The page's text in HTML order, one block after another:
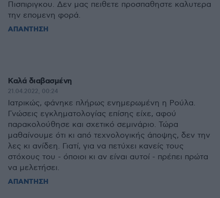
Πισπιριγκου. Δεν μας πειθετε προσπαθηστε καλυτερα
την επομενη φορά.
ΑΠΑΝΤΗΣΗ
Καλά διαβασμένη
21.04.2022, 00:24
Ιατρικώς, φάνηκε πλήρως ενημερωμένη η Ρούλα.
Γνώσεις εγκληματολογίας επίσης είχε, αφού
παρακολούθησε και σχετικό σεμινάριο. Τώρα
μαθαίνουμε ότι κι από τεχνολογικής άποψης, δεν την
λες κι ανίδεη. Γιατί, για να πετύχει κανείς τους
στόχους του - όποιοι κι αν είναι αυτοί - πρέπει πρώτα
να μελετήσει.
ΑΠΑΝΤΗΣΗ